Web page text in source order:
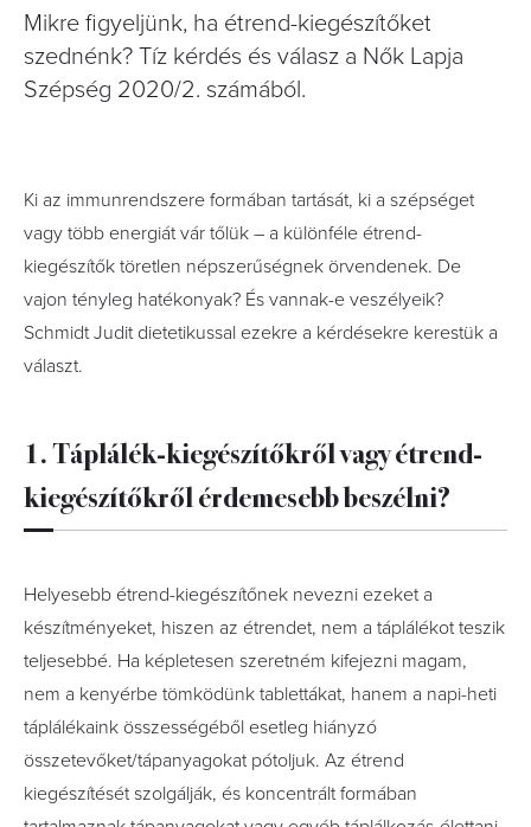
Mikre figyeljünk, ha étrend-kiegészítőket
szednénk? Tíz kérdés és válasz a Nők Lapja
Szépség 2020/2. számából.
Ki az immunrendszere formában tartását, ki a szépséget
vagy több energiát vár tőlük – a különféle étrend-
kiegészítők töretlen népszerűségnek örvendenek. De
vajon tényleg hatékonyak? És vannak-e veszélyeik?
Schmidt Judit dietetikussal ezekre a kérdésekre kerestük a
választ.
1. Táplálék-kiegészítőkről vagy étrend-
kiegészítőkről érdemesebb beszélni?
Helyesebb étrend-kiegészítőnek nevezni ezeket a
készítményeket, hiszen az étrendet, nem a táplálékot teszik
teljesebbé. Ha képletesen szeretném kifejezni magam,
nem a kenyérbe tömködünk tablettákat, hanem a napi-heti
táplálékaink összességéből esetleg hiányzó
összetevőket/tápanyagokat pótoljuk. Az étrend
kiegészítését szolgálják, és koncentrált formában